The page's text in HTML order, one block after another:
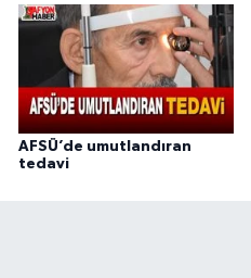
AFSÜ’de umutlandıran
tedavi